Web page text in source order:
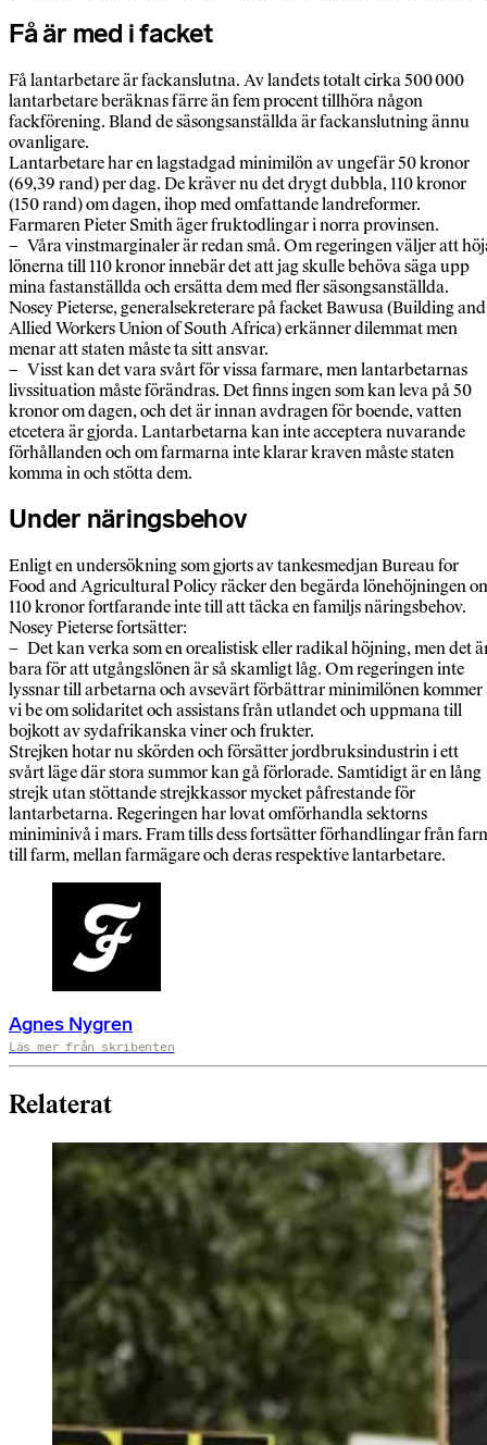
Få är med i facket
Få lantarbetare är fackanslutna. Av landets totalt cirka 500 000
lantarbetare beräknas färre än fem procent tillhöra någon
fackförening. Bland de säsongsanställda är fackanslutning ännu
ovanligare.
Lantarbetare har en lagstadgad minimilön av ungefär 50 kronor
(69,39 rand) per dag. De kräver nu det drygt dubbla, 110 kronor
(150 rand) om dagen, ihop med omfattande landreformer.
Farmaren Pieter Smith äger fruktodlingar i norra provinsen.
– Våra vinstmarginaler är redan små. Om regeringen väljer att
lönerna till 110 kronor innebär det att jag skulle behöva säga upp
mina fastanställda och ersätta dem med fler säsongsanställda.
Nosey Pieterse, generalsekreterare på facket Bawusa (Building and
Allied Workers Union of South Africa) erkänner dilemmat men
menar att staten måste ta sitt ansvar.
– Visst kan det vara svårt för vissa farmare, men lantarbetarnas
livssituation måste förändras. Det finns ingen som kan leva på 50
kronor om dagen, och det är innan avdragen för boende, vatten
etcetera är gjorda. Lantarbetarna kan inte acceptera nuvarande
förhållanden och om farmarna inte klarar kraven måste staten
komma in och stötta dem.
Under näringsbehov
Enligt en undersökning som gjorts av tankesmedjan Bureau for
Food and Agricultural Policy räcker den begärda lönehöjningen
110 kronor fortfarande inte till att täcka en familjs näringsbehov.
Nosey Pieterse fortsätter:
– Det kan verka som en orealistisk eller radikal höjning, men det
bara för att utgångslönen är så skamligt låg. Om regeringen inte
lyssnar till arbetarna och avsevärt förbättrar minimilönen kommer
vi be om solidaritet och assistans från utlandet och uppmana till
bojkott av sydafrikanska viner och frukter.
Strejken hotar nu skörden och försätter jordbruksindustrin i ett
svårt läge där stora summor kan gå förlorade. Samtidigt är en lång
strejk utan stöttande strejkkassor mycket påfrestande för
lantarbetarna. Regeringen har lovat omförhandla sektorns
miniminivå i mars. Fram tills dess fortsätter förhandlingar från
till farm, mellan farmägare och deras respektive lantarbetare.
Agnes Nygren
Läs mer från skribenten
Relaterat